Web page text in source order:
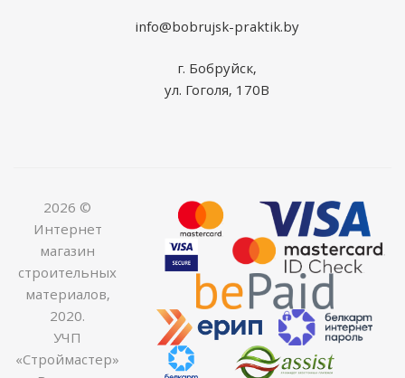
info@bobrujsk-praktik.by
г. Бобруйск,
ул. Гоголя, 170В
2026 ©
Интернет
магазин
строительных
материалов,
2020.
УЧП
«Строймастер»